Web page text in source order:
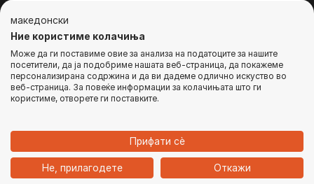
Дома Категории Најавете се
ИЗВЕСТЕТЕ МЕ
© Сите права се задржани
македонски
Ние користиме колачиња
Може да ги поставиме овие за анализа на податоците за нашите
посетители, да ја подобриме нашата веб-страница, да покажеме
персонализирана содржина и да ви дадеме одлично искуство во
веб-страница. За повеќе информации за колачињата што ги
користиме, отворете ги поставките.
Прифати сѐ
Не, прилагодете Откажи